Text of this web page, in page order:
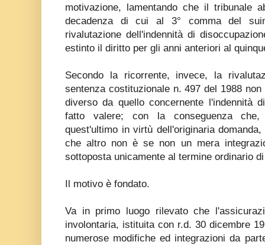
motivazione, lamentando che il tribunale
decadenza di cui al 3° comma del
rivalutazione dell'indennità di
estinto il diritto per gli anni anteriori al
Secondo la ricorrente, invece, la
sentenza costituzionale n. 497 del 1988
diverso da quello concernente l'indennità
fatto valere; con la conseguenza
quest'ultimo in virtù dell'originaria
che altro non è se non un mera
sottoposta unicamente al termine ordinario
Il motivo è fondato.
Va in primo luogo rilevato che
involontaria, istituita con r.d. 30 dicembre
numerose modifiche ed integrazioni da